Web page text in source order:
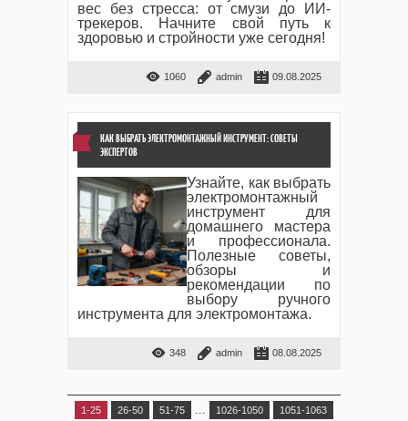
вес без стресса: от смузи до ИИ-
трекеров. Начните свой путь к
здоровью и стройности уже сегодня!
1060 admin 09.08.2025
КАК ВЫБРАТЬ ЭЛЕКТРОМОНТАЖНЫЙ ИНСТРУМЕНТ: СОВЕТЫ
ЭКСПЕРТОВ
Узнайте, как выбрать
электромонтажный
инструмент для
домашнего мастера
и профессионала.
Полезные советы,
обзоры и
рекомендации по
выбору ручного
инструмента для электромонтажа.
348 admin 08.08.2025
1-25 26-50 51-75 ... 1026-1050 1051-1063